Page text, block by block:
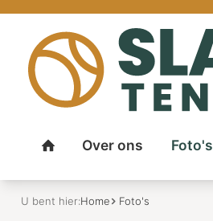
Over ons Foto's
U bent hier:Home Foto's